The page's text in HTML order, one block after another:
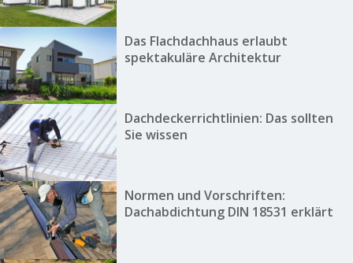
Das Flachdachhaus erlaubt
spektakuläre Architektur
Dachdeckerrichtlinien: Das sollten
Sie wissen
Normen und Vorschriften:
Dachabdichtung DIN 18531 erklärt